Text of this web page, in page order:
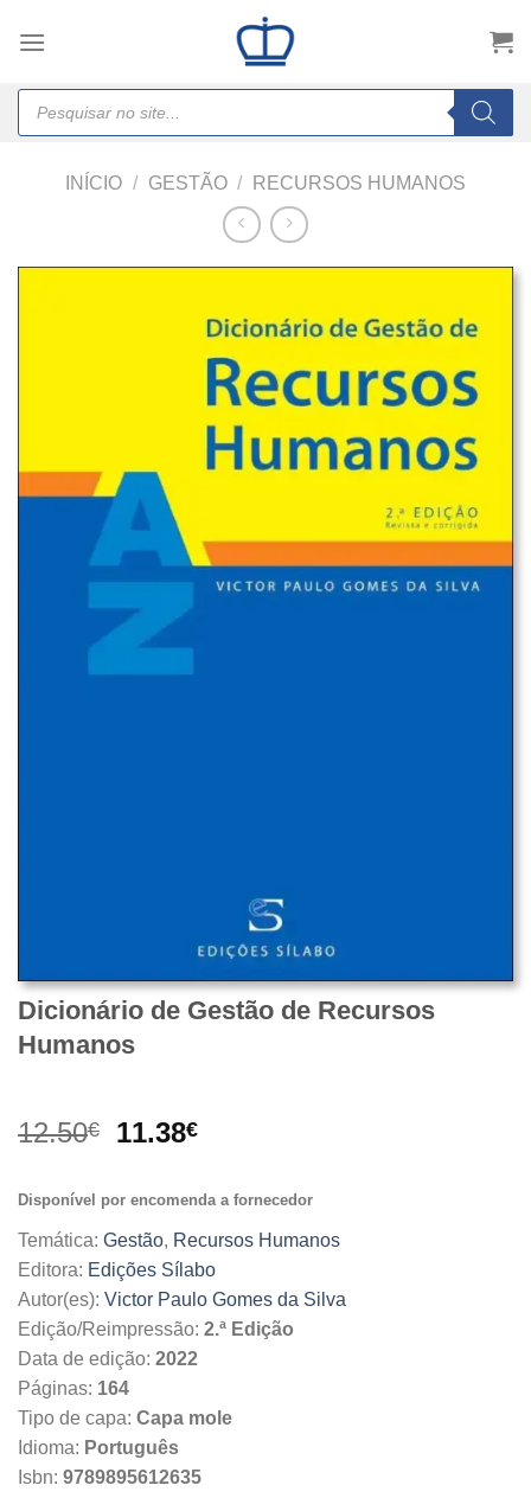
Products
search
INÍCIO / GESTÃO / RECURSOS HUMANOS
Dicionário de Gestão de Recursos
Humanos
12.50€
O
original
12.50€.
11.38€O
atual
11.38€.
Disponível por encomenda a fornecedor
Temática: Gestão, Recursos Humanos
Editora: Edições Sílabo
Autor(es): Victor Paulo Gomes da Silva
Edição/Reimpressão: 2.ª Edição
Data de edição: 2022
Páginas: 164
Tipo de capa: Capa mole
Idioma: Português
Isbn: 9789895612635